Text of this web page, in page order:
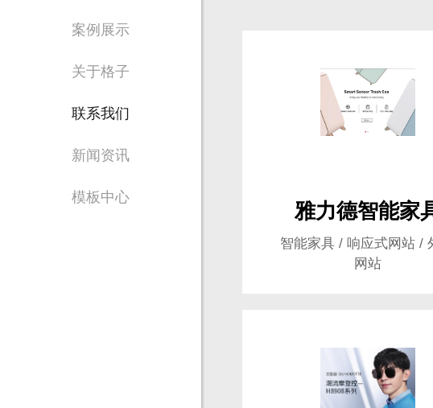
案例展示
关于格子
联系我们
新闻资讯
模板中心
雅力德智能家
智能家具 / 响应式网站 /
网站
专注东莞网站设计制作，为中小
售前咨询
Are you ready?